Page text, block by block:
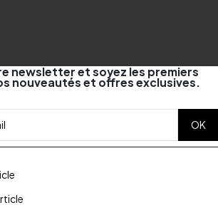
newsletter et soyez les premiers
nouveautés et offres exclusives.